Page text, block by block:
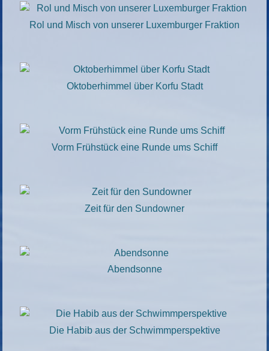
Rol und Misch von unserer Luxemburger Fraktion
Oktoberhimmel über Korfu Stadt
Vorm Frühstück eine Runde ums Schiff
Zeit für den Sundowner
Abendsonne
Die Habib aus der Schwimmperspektive